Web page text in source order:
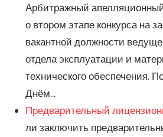
Арбитражный
о втором этапе конкурса на
вакантной должности
отдела эксплуатации и
технического обеспечения.
Днём...
Предварительный
ли заключить